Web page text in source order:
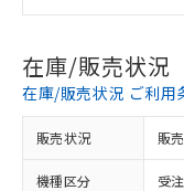
在庫/販売状況
在庫/販売状況 ご利用
販売状況 販
機種区分 受